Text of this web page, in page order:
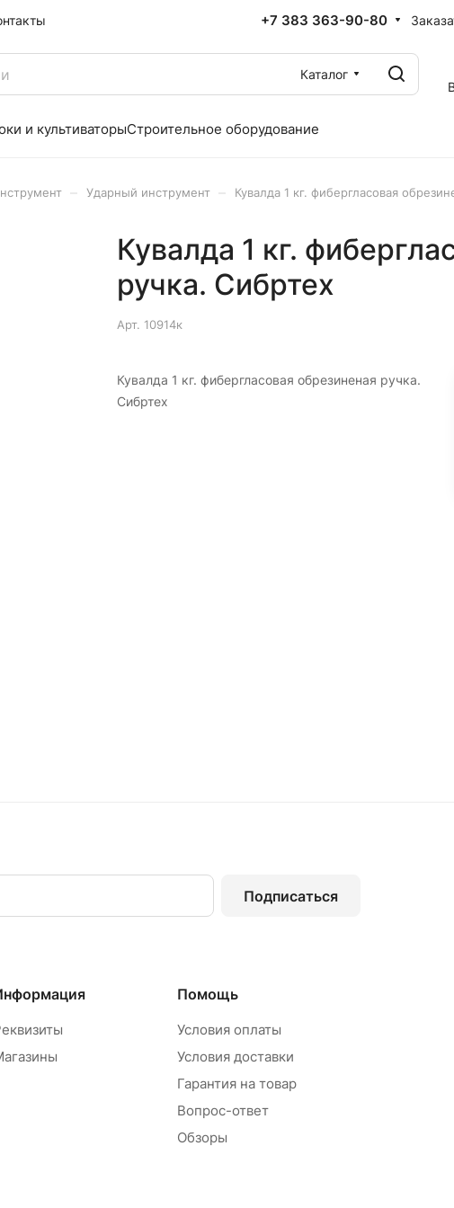
+7 383 363-90-80
Каталог
и культиваторыСтроительное оборудование
Ударный инструмент Кувалда 1 кг. фибергласовая
Кувалда 1 кг.
ручка. Сибртех
Арт. 10914к
Кувалда 1 кг. фибергласовая обрезиненая ручка.
Сибртех
Подписаться
Помощь
Условия оплаты
Условия доставки
Гарантия на товар
Вопрос-ответ
Обзоры